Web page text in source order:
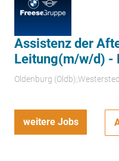
Assistenz der
Leitung(m/w/d) -
Oldenburg
weitere Jobs